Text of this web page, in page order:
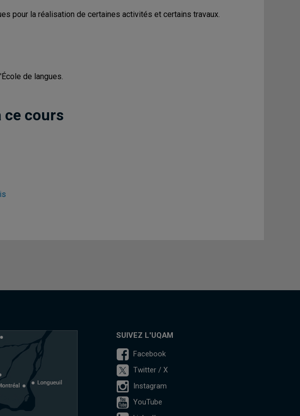
pour la réalisation de certaines activités et certains travaux.
de langues.
ce cours
SUIVEZ L'UQAM
Facebook
Twitter / X
Instagram
YouTube